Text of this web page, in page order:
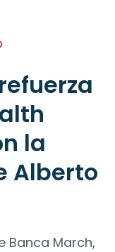
la
Alberto
Banca March,